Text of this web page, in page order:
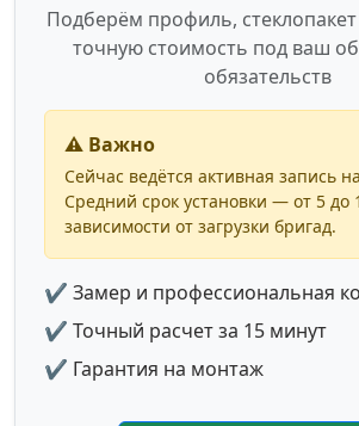
Подберём профиль,
точную стоимость под ваш
обязательств
⚠️ Важно
Сейчас ведётся активная запись
Средний срок установки — от 5 до
зависимости от загрузки бригад.
✔ Замер и профессиональная
✔ Точный расчет за 15 минут
✔ Гарантия на монтаж